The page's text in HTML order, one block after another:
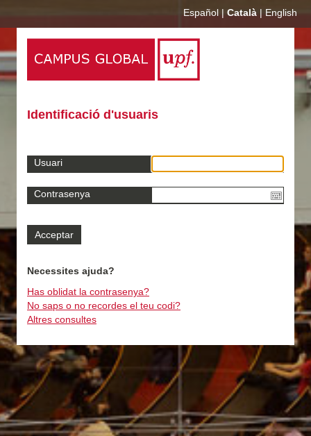
Español | Català | English
Identificació d'usuaris
Usuari
Contrasenya
Necessites ajuda?
Has oblidat la contrasenya?
No saps o no recordes el teu codi?
Altres consultes